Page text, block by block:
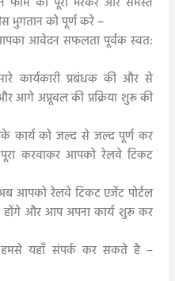
को पूरा भरकर और समस्त
भुगतान को पूर्ण करे –
आवेदन सफलता पूर्वक स्वत:
कार्यकारी प्रबंधक की और से
आगे अप्रूवल की प्रक्रिया शुरू की
कार्य को जल्द से जल्द पूर्ण कर
करवाकर आपको रेलवे टिकट
आपको रेलवे टिकट एजेंट पोर्टल
होंगे और आप अपना कार्य शुरू कर
यहाँ संपर्क कर सकते है –